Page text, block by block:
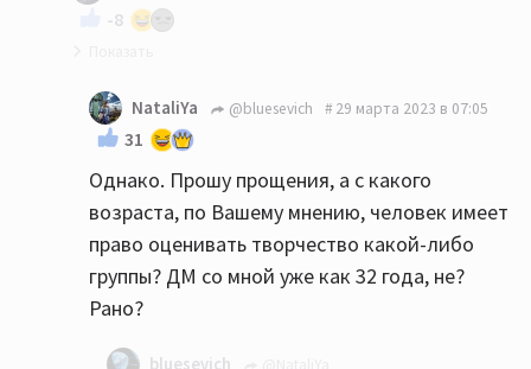
-8
У вас в профиле😁
ПС уж извините, но вы слишком молоды,
чтобы оценивать группу, которая существует
более, чем вы живёте на свете. Не сочтите за
грубость.
NataliYa @bluesevich 29 марта 2023 в 07:05
31
Однако. Прошу прощения, а с какого
возраста, по Вашему мнению, человек имеет
право оценивать творчество какой-либо
группы? ДМ со мной уже как 32 года, не?
Рано?
bluesevich